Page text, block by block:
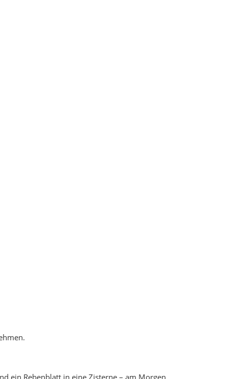
der Mond einen klaren Herbst.
denkt, „steigt“ ohne Mühe – nicht den Berg,
von Akustik; die Alten sagen: „Der Stein
versprach er. In Nebelnächten sehen Leute
trägt.
Dankbarkeit nennt, dem „weitet“ sich der Tag: